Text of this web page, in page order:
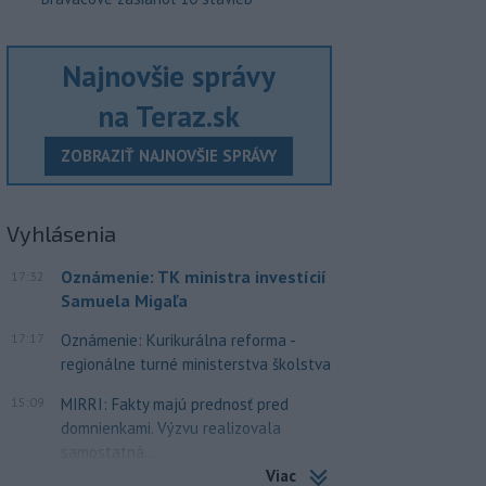
Najnovšie správy
na Teraz.sk
ZOBRAZIŤ NAJNOVŠIE SPRÁVY
Vyhlásenia
17:32
Oznámenie: TK ministra investícií
Samuela Migaľa
17:17
Oznámenie: Kurikurálna reforma -
regionálne turné ministerstva školstva
15:09
MIRRI: Fakty majú prednosť pred
domnienkami. Výzvu realizovala
samostatná...
Viac